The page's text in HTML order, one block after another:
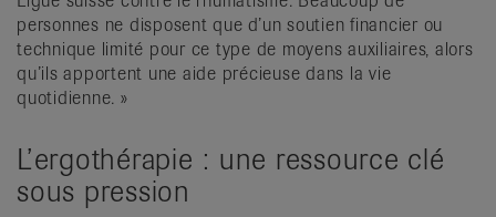
personnes ne disposent que d’un soutien financier ou
technique limité pour ce type de moyens auxiliaires, alors
qu’ils apportent une aide précieuse dans la vie
quotidienne. »
L’ergothérapie : une ressource clé
sous pression